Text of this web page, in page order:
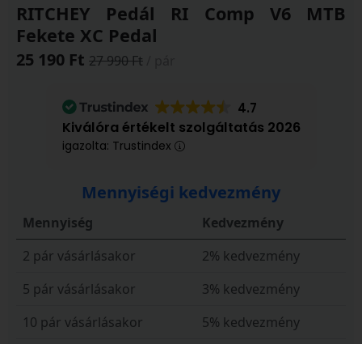
RITCHEY Pedál RI Comp V6 MTB
Fekete XC Pedal
25 190 Ft 27 990 Ft
4.7
Kiválóra értékelt szolgáltatás 2026
igazolta: Trustindex
Mennyiségi kedvezmény
Mennyiség
Kedvezmény
2 pár vásárlásakor
2% kedvezmény
5 pár vásárlásakor
3% kedvezmény
10 pár vásárlásakor
5% kedvezmény